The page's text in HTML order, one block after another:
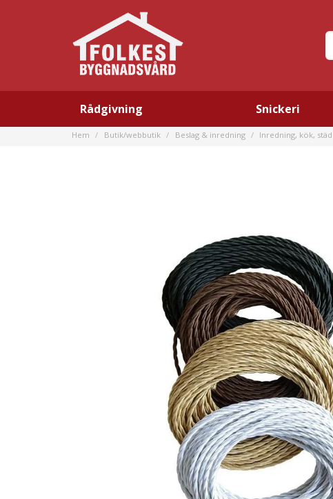
Rådgivning Snickeri
Hem Butik/webbutik Beslag & inredning Inredning, kök, städ